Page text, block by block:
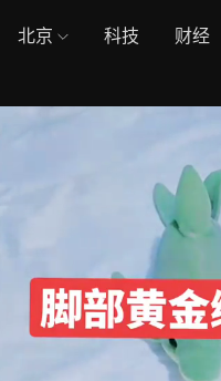
北京 科技 财经